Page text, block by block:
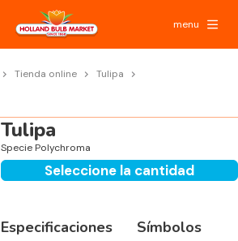
menu
Tienda online
Tulipa
Tulipa
Specie Polychroma
Seleccione la cantidad
Especificaciones
Símbolos